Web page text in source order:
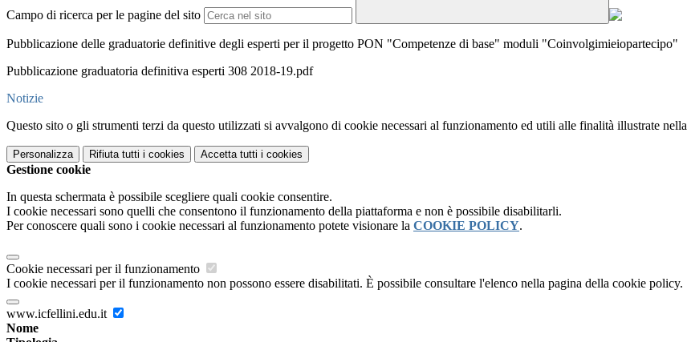
Campo di ricerca per le pagine del sito
Pubblicazione delle graduatorie definitive degli esperti per il progetto PON "Competenze di base" moduli "Coinvolgimieiopartecipo"
Pubblicazione graduatoria definitiva esperti 308 2018-19.pdf
Notizie
Questo sito o gli strumenti terzi da questo utilizzati si avvalgono di cookie necessari al funzionamento ed utili alle finalità illustrate nella
Personalizza Rifiuta tutti i cookies Accetta tutti i cookies
Gestione cookie
In questa schermata è possibile scegliere quali cookie consentire.
I cookie necessari sono quelli che consentono il funzionamento della piattaforma e non è possibile disabilitarli.
Per conoscere quali sono i cookie necessari al funzionamento potete visionare la COOKIE POLICY.
Cookie necessari per il funzionamento
I cookie necessari per il funzionamento non possono essere disabilitati. È possibile consultare l'elenco nella pagina della cookie policy.
www.icfellini.edu.it
Nome